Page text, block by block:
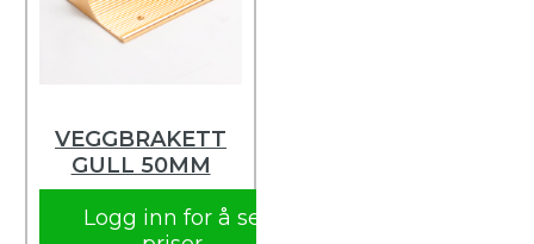
VEGGBRAKETT
GULL 50MM
Logg inn for å se